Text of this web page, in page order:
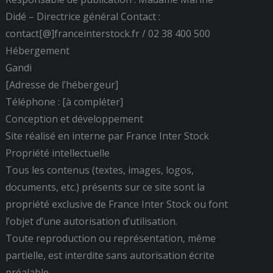
Didé – Directrice général Contact :
contact[@]franceinterstock.fr / 02 38 400 500
Hébergement
Gandi
[Adresse de l’hébergeur]
Téléphone : [à compléter]
Conception et développement
Site réalisé en interne par France Inter Stock
Propriété intellectuelle
Tous les contenus (textes, images, logos,
documents, etc.) présents sur ce site sont la
propriété exclusive de France Inter Stock ou font
l’objet d’une autorisation d’utilisation.
Toute reproduction ou représentation, même
partielle, est interdite sans autorisation écrite